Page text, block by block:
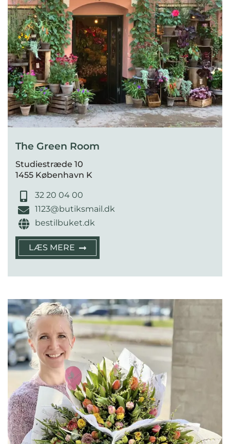
The Green Room
Studiestræde 10
1455 København K
32 20 04 00
1123@butiksmail.dk
bestilbuket.dk
LÆS MERE